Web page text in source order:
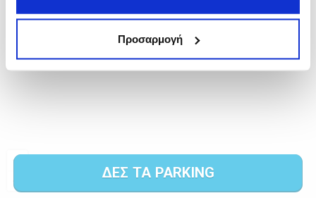
Προσαρμογή
ΔΕΣ ΤΑ PARKING